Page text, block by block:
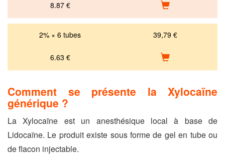
8.87 €
2% × 6 tubes 39,79 €
6.63 €
Comment se présente la Xylocaïne
générique ?
La Xylocaïne est un anesthésique local à base de
Lidocaïne. Le produit existe sous forme de gel en tube ou
de flacon injectable.